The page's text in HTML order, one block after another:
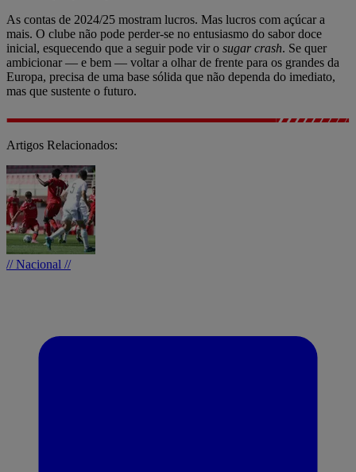
As contas de 2024/25 mostram lucros. Mas lucros com açúcar a
mais. O clube não pode perder-se no entusiasmo do sabor doce
inicial, esquecendo que a seguir pode vir o sugar crash. Se quer
ambicionar — e bem — voltar a olhar de frente para os grandes da
Europa, precisa de uma base sólida que não dependa do imediato,
mas que sustente o futuro.
Artigos Relacionados:
// Nacional //